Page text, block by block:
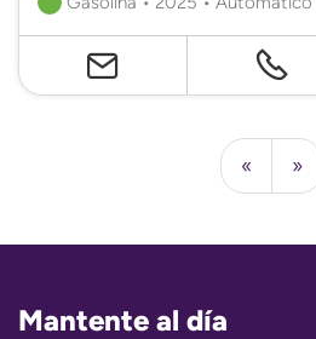
« »
Mantente al día